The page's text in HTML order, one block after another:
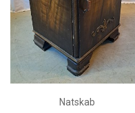
Natskab